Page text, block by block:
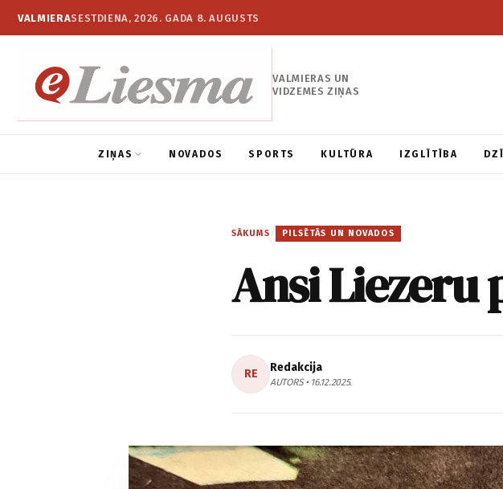
VALMIERASESTDIENA, 2026. GADA 8. AUGUSTS
VALMIERAS UN
VIDZEMES ZIŅAS
ZIŅAS NOVADOS SPORTS KULTŪRA IZGLĪTĪBA
SĀKUMS / PILSĒTĀS UN NOVADOS
Ansi
RE Redakcija
AUTORS • 16.12.2025.